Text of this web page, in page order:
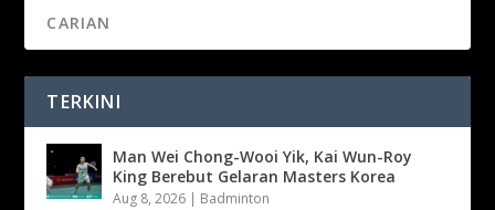
TERKINI
Man Wei Chong-Wooi Yik, Kai Wun-Roy
King Berebut Gelaran Masters Korea
Aug 8, 2026 | Badminton